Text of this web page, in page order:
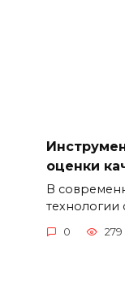
оценки
В
технологии
0 279